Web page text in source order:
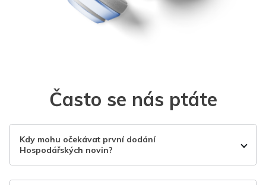
Často se nás ptáte
Kdy mohu očekávat první dodání
Hospodářských novin?